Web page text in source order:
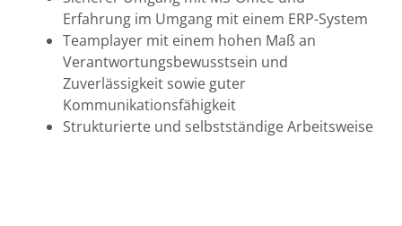
Erfahrung im Umgang mit einem ERP-System
Teamplayer mit einem hohen Maß an
Verantwortungsbewusstsein und
Zuverlässigkeit sowie guter
Kommunikationsfähigkeit
Strukturierte und selbstständige Arbeitsweise